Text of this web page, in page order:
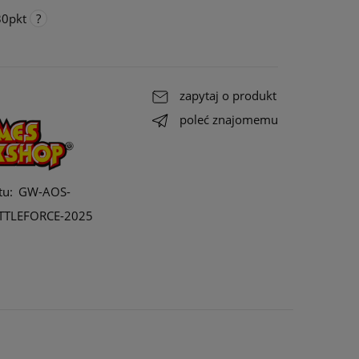
pkt
GW-AOS-
2025
zapytaj o produkt
poleć znajomemu